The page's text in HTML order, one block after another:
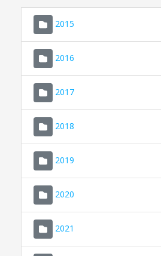
2015
2016
2017
2018
2019
2020
2021